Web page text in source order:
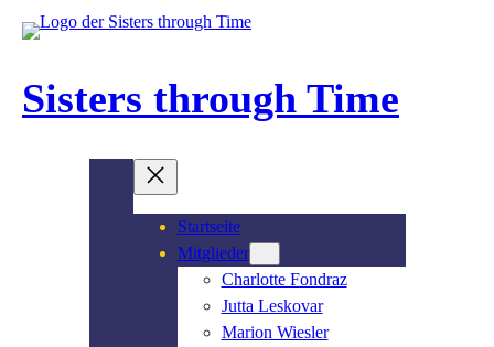
Sisters through Time
Startseite
Mitglieder
Charlotte Fondraz
Jutta Leskovar
Marion Wiesler